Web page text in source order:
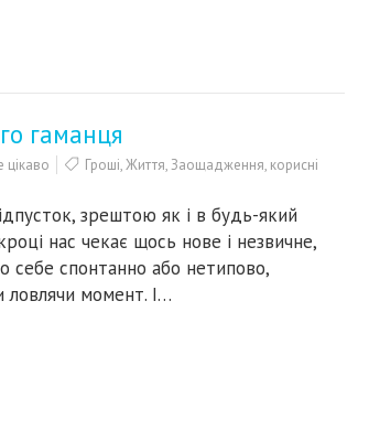
гаманця
цікаво Гроші,Життя,Заощадження, корисні
зрештою як і в будь-який
нас чекає щось нове і незвичне,
себе спонтанно або нетипово,
ловлячи момент. І…